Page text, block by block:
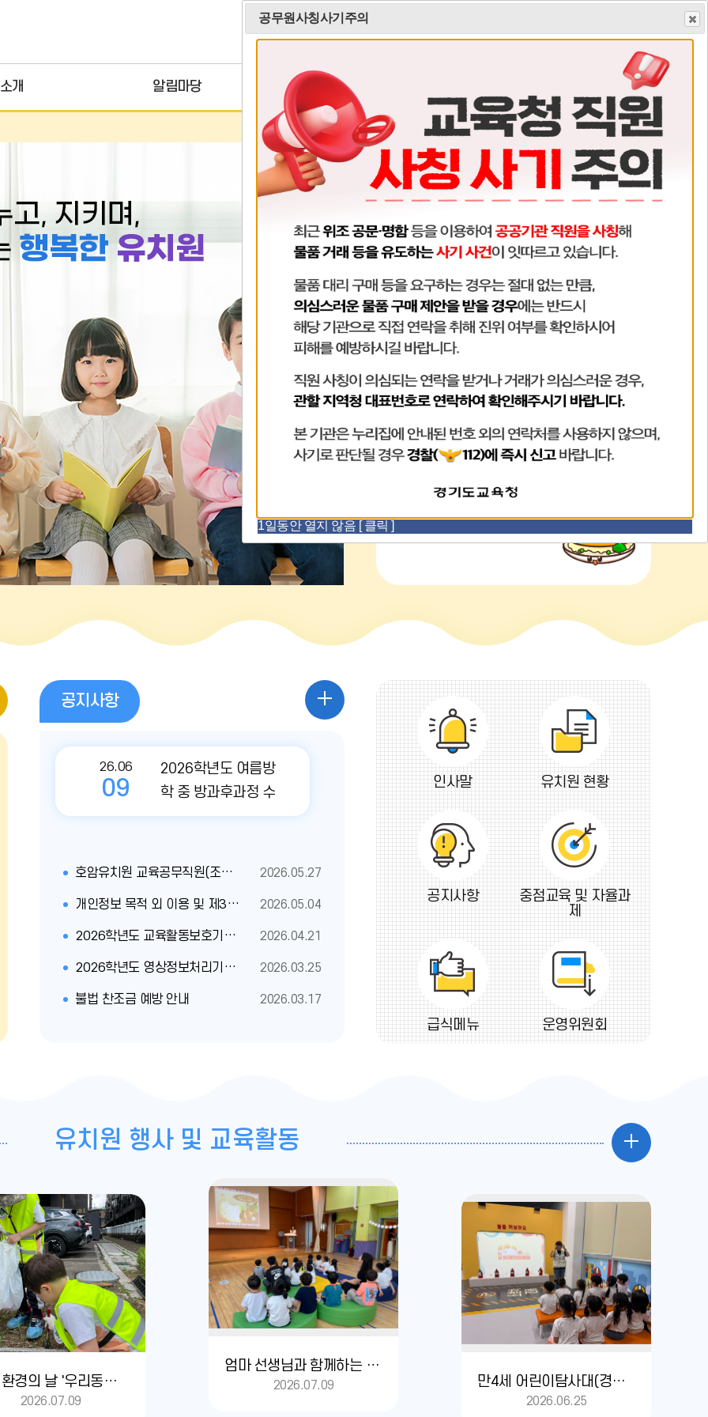
홈 로그인 회원가입 사이트맵
개 알림마당 학부모마당
팝업존 1 1
팝
업
존
이
전
팝
업
존
정
지
팝
업
존
다
급식메뉴
오
식
단
공
항
공지사항
26.06
09
2026학년도 여름방
학 중 방과후과정 수
익자 부담금 사전 의
호암유치원 교육공무직원(조리실무사) 대체근로자를 다음과 같이 채용 공고 2026.05.27
개인정보 목적 외 이용 및 제3자 제공 내역 2026.05.04
2026학년도 교육활동보호기본계획안내(수정) 2026.04.21
2026학년도 영상정보처리기기 운영관리방침 2026.03.25
불법 찬조금 예방 안내 2026.03.17
공
인사말 유치원 현황
공지사항
중점교육 및 자율과
제
급식메뉴 운영위원회
유치원 행사 및 교육활동
포
러
리
더
세계 환경의 날 '우리동네 줍킹체험활동'
2026.07.09
엄마 선생님과 함께하는 독서의 날
2026.07.09 만4세 어린이탐사대(경기도안전체험관)
2026.06.25
공무원사칭사기주의
1일동안 열지 않음 [ 클릭 ]